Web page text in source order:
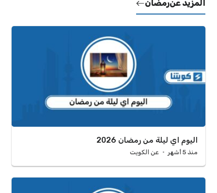
المزيد عنرمضان
اليوم اي ليلة من رمضان 2026
منذ 5 أشهر عن الكويت